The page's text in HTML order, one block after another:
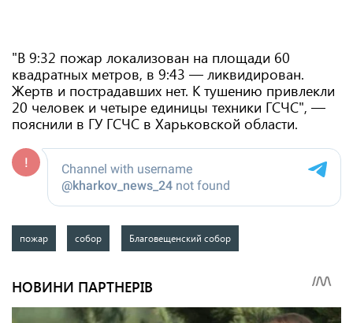
"В 9:32 пожар локализован на площади 60
квадратных метров, в 9:43 — ликвидирован.
Жертв и пострадавших нет. К тушению привлекли
20 человек и четыре единицы техники ГСЧС", —
пояснили в ГУ ГСЧС в Харьковской области.
пожар собор Благовещенский собор